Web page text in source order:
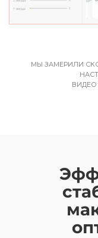
МЫ ЗАМЕРИЛИ
ВИДЕО